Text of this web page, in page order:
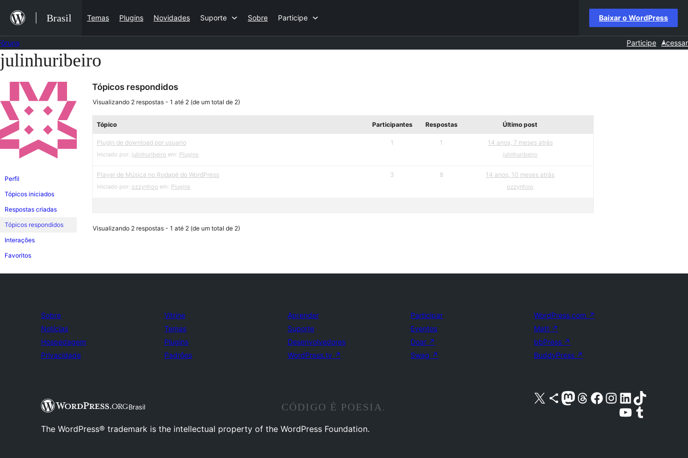
para
o
conteúdo
Brasil Temas Plugins Novidades Suporte Sobre Participe Baixar o WordPress
Participe Acessar
Pular
para
conteúdo
julinhuribeiro
Perfil
Tópicos iniciados
Respostas criadas
Tópicos respondidos
Interações
Favoritos
Tópicos respondidos
Visualizando 2 respostas - 1 até 2 (de um total de 2)
Tópico Participantes Respostas Último post
Plugin de download por usuario
Iniciado por: julinhuribeiro em: Plugins
1 1 14 anos, 7 meses atrás
julinhuribeiro
Player de Música no Rodapé do WordPress
Iniciado por: ozzynhoo em: Plugins
3 8 14 anos, 10 meses atrás
ozzynhoo
Visualizando 2 respostas - 1 até 2 (de um total de 2)
Sobre
Notícias
Hospedagem
Privacidade
Vitrine
Temas
Plugins
Padrões
Aprender
Suporte
Desenvolvedores
WordPress.tv ↗
Participar
Eventos
Doar ↗
Swag ↗
WordPress.com ↗
Matt ↗
bbPress ↗
BuddyPress ↗
Brasil
Acessar nossa conta do X (antigo Twitter)
Acessar nossa conta do Bluesky
Acessar nossa conta do Mastodon
Acessar nossa conta do Threads
Acessar nossa página do Facebook
Acessar nossa conta do Instagram
Acessar nossa conta do LinkedIn
Acessar nossa conta do TikTok
Acessar nosso canal do YouTube
Acessar nossa conta no Tumblr
CÓDIGO É POESIA.
The WordPress® trademark is the intellectual property of the WordPress Foundation.